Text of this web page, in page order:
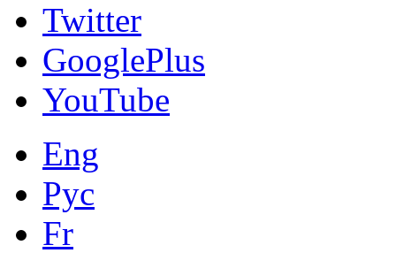
Twitter
GooglePlus
YouTube
Eng
Рус
Fr